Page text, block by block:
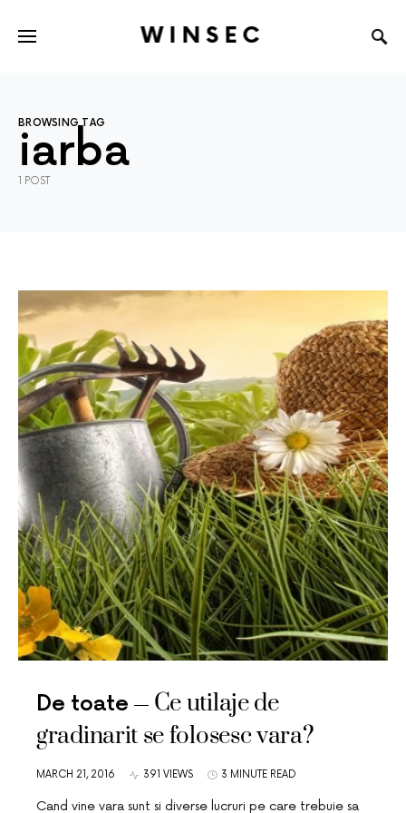
WINSEC
BROWSING TAG
iarba
1 POST
De toate
Ce utilaje de
gradinarit se folosesc vara?
MARCH 21, 2016 391 VIEWS 3 MINUTE READ
Cand vine vara sunt si diverse lucruri pe care trebuie sa